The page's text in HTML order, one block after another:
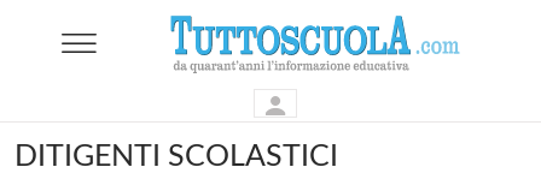
DITIGENTI SCOLASTICI